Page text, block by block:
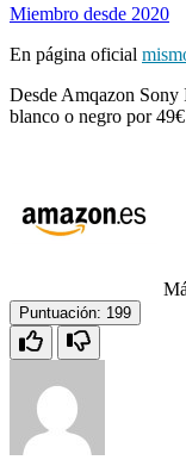
Miembro desde 2020
En página oficial
Desde Amqazon
blanco o negro por 49€
Puntuación: 199